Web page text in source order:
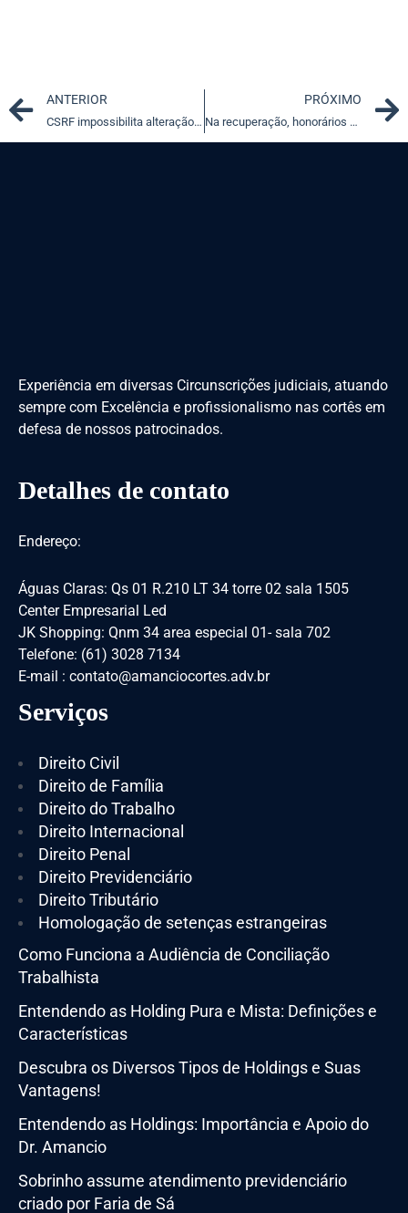
Prev
ANTERIOR
CSRF impossibilita alteração da tributação no curso do processo
PRÓXIMO
Na recuperação, honorários de contador têm preferência de pagamento
Experiência em diversas Circunscrições judiciais, atuando
sempre com Excelência e profissionalismo nas cortês em
defesa de nossos patrocinados.
Detalhes de contato
Endereço:
Águas Claras: Qs 01 R.210 LT 34 torre 02 sala 1505
Center Empresarial Led
JK Shopping: Qnm 34 area especial 01- sala 702
Telefone: (61) 3028 7134
E-mail : contato@amanciocortes.adv.br
Serviços
Direito Civil
Direito de Família
Direito do Trabalho
Direito Internacional
Direito Penal
Direito Previdenciário
Direito Tributário
Homologação de setenças estrangeiras
Como Funciona a Audiência de Conciliação
Trabalhista
Entendendo as Holding Pura e Mista: Definições e
Características
Descubra os Diversos Tipos de Holdings e Suas
Vantagens!
Entendendo as Holdings: Importância e Apoio do
Dr. Amancio
Sobrinho assume atendimento previdenciário
criado por Faria de Sá